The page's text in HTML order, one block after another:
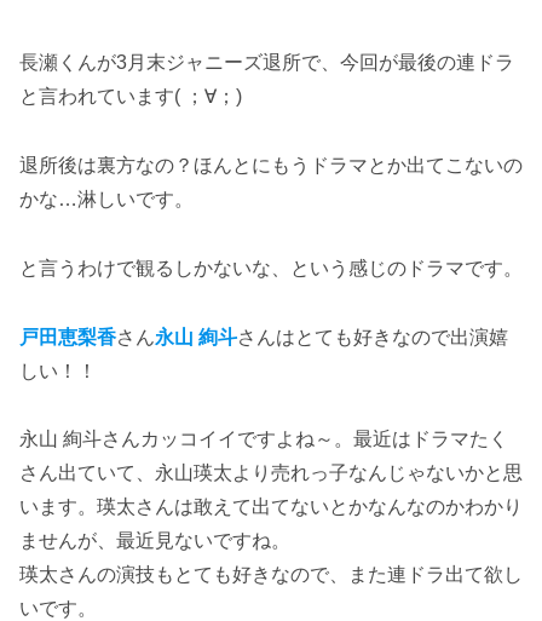
長瀬くんが3月末ジャニーズ退所で、今回が最後の連ドラ
と言われています( ；∀；)
退所後は裏方なの？ほんとにもうドラマとか出てこないの
かな…淋しいです。
と言うわけで観るしかないな、という感じのドラマです。
戸田恵梨香さん永山 絢斗さんはとても好きなので出演嬉
しい！！
永山 絢斗さんカッコイイですよね～。最近はドラマたく
さん出ていて、永山瑛太より売れっ子なんじゃないかと思
います。瑛太さんは敢えて出てないとかなんなのかわかり
ませんが、最近見ないですね。
瑛太さんの演技もとても好きなので、また連ドラ出て欲し
いです。